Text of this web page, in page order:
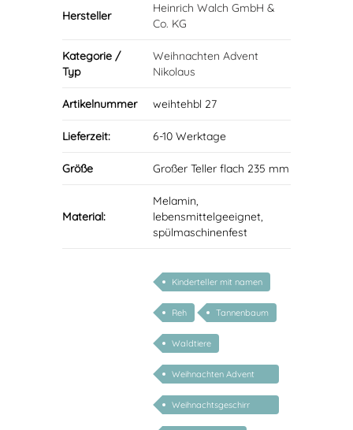
Hersteller
Heinrich Walch GmbH &
Co. KG
Kategorie /
Typ
Weihnachten Advent
Nikolaus
Artikelnummer weihtehbl 27
Lieferzeit: 6-10 Werktage
Größe Großer Teller flach 235 mm
Material:
Melamin,
lebensmittelgeeignet,
spülmaschinenfest
Kinderteller mit namen
Reh Tannenbaum
Waldtiere
Weihnachten Advent
Nikolaus
Weihnachtsgeschirr
Kinder